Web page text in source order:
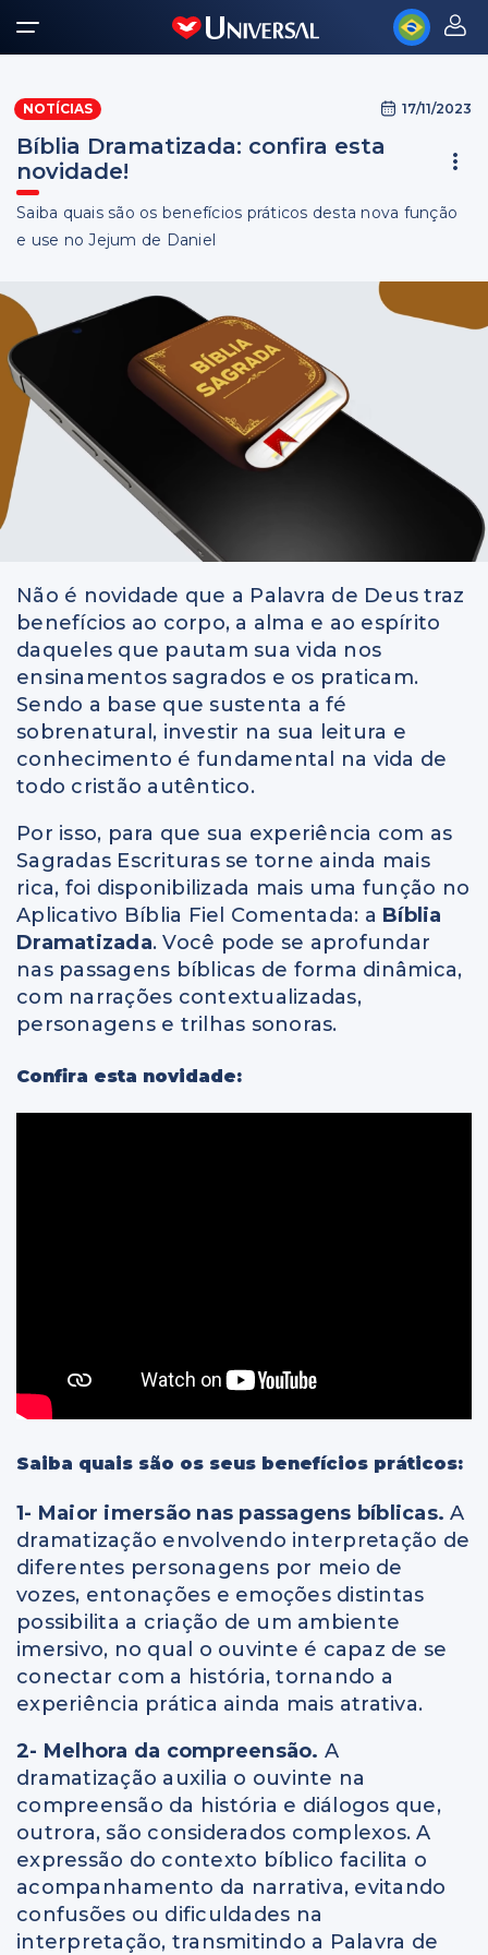
NOTÍCIAS 17/11/2023
Bíblia Dramatizada: confira esta
novidade!
Saiba quais são os benefícios práticos desta nova função
e use no Jejum de Daniel
Não é novidade que a Palavra de Deus traz
benefícios ao corpo, a alma e ao espírito
daqueles que pautam sua vida nos
ensinamentos sagrados e os praticam.
Sendo a base que sustenta a fé
sobrenatural, investir na sua leitura e
conhecimento é fundamental na vida de
todo cristão autêntico.
Por isso, para que sua experiência com as
Sagradas Escrituras se torne ainda mais
rica, foi disponibilizada mais uma função no
Aplicativo Bíblia Fiel Comentada: a Bíblia
Dramatizada. Você pode se aprofundar
nas passagens bíblicas de forma dinâmica,
com narrações contextualizadas,
personagens e trilhas sonoras.
Confira esta novidade:
Saiba quais são os seus benefícios práticos:
1- Maior imersão nas passagens bíblicas. A
dramatização envolvendo interpretação de
diferentes personagens por meio de
vozes, entonações e emoções distintas
possibilita a criação de um ambiente
imersivo, no qual o ouvinte é capaz de se
conectar com a história, tornando a
experiência prática ainda mais atrativa.
2- Melhora da compreensão. A
dramatização auxilia o ouvinte na
compreensão da história e diálogos que,
outrora, são considerados complexos. A
expressão do contexto bíblico facilita o
acompanhamento da narrativa, evitando
confusões ou dificuldades na
interpretação, transmitindo a Palavra de